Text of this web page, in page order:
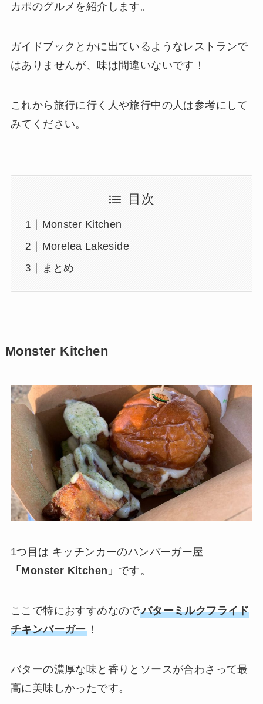
カポのグルメを紹介します。
ガイドブックとかに出ているようなレストランで
はありませんが、味は間違いないです！
これから旅行に行く人や旅行中の人は参考にして
みてください。
目次
Monster Kitchen
Morelea Lakeside
まとめ
Monster Kitchen
1つ目は キッチンカーのハンバーガー屋
「Monster Kitchen」 です。
ここで特におすすめなのでバターミルクフライド
チキンバーガー！
バターの濃厚な味と香りとソースが合わさって最
高に美味しかったです。